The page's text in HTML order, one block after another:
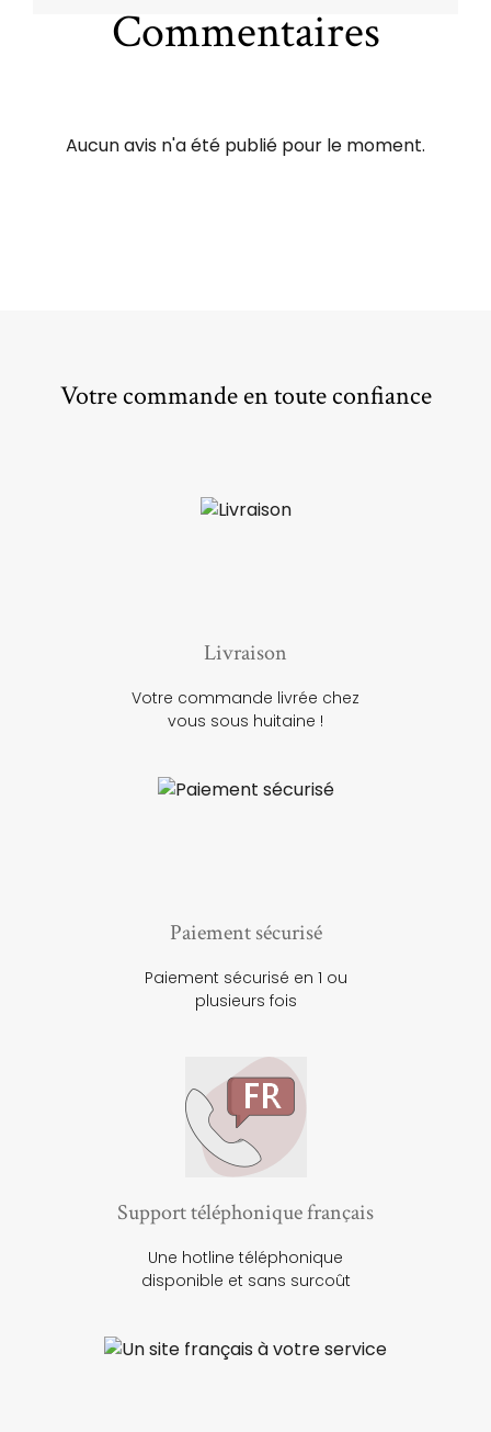
Commentaires
Aucun avis n'a été publié pour le moment.
Votre commande en toute confiance
Livraison
Votre commande livrée chez
vous sous huitaine !
Paiement sécurisé
Paiement sécurisé en 1 ou
plusieurs fois
Support téléphonique français
Une hotline téléphonique
disponible et sans surcoût